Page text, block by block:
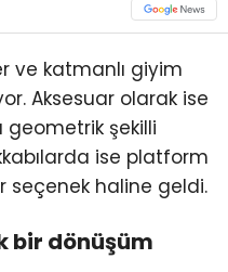
ve katmanlı giyim
Aksesuar olarak ise
geometrik şekilli
ise platform
seçenek haline geldi.
bir dönüşüm